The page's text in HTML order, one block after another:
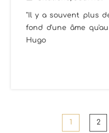
"Il y a souvent plus
fond d'une âme
Hugo
1 2